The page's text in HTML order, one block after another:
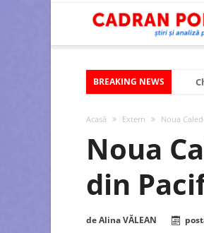
BREAKING NEWS
Acasă Extern Noua
Noua
din
deAlina VĂLEAN